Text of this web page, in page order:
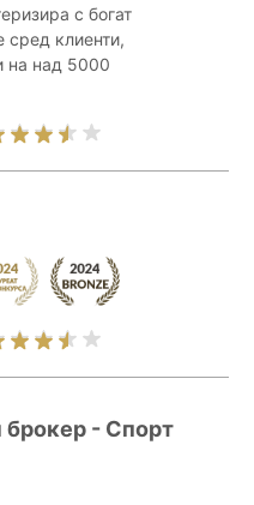
с богат
сред клиенти,
на над 5000
брокер - Спорт